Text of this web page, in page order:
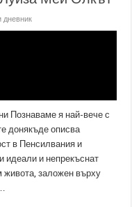
дневник
Познаваме я най-вече с
донякъде описва
в Пенсилвания и
идеали и непрекъснат
живота, заложен върху